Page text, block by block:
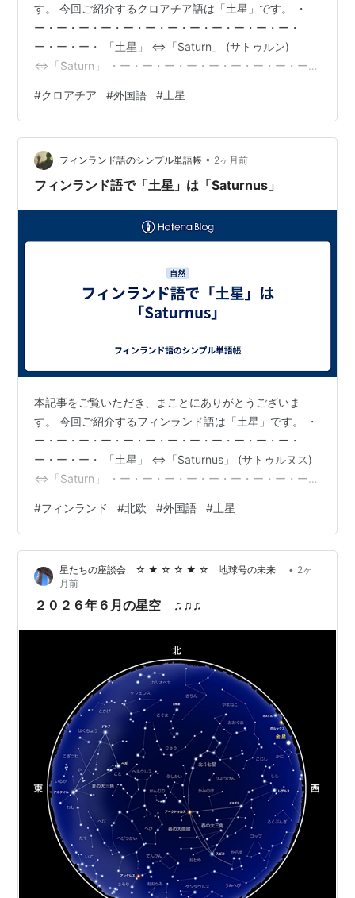
す。 今回ご紹介するクロアチア語は「土星」です。 ・
ー・ー・ー・ー・ー・ー・ー・ー・ー・ー・ー・ー・
ー・ー・ー・ 「土星」 ⇔「Saturn」 (サトゥルン)
⇔「Saturn」 ・ー・ー・ー・ー・ー・ー・ー・ー・ー・
⇔「」 ・ー・ー・ー・ー・ー・ー・ー・ー・ー・ー・
ー・ー・ー・ー・ー・ 〔関連単語〕 惑星⇔planeta(プラ
ネータ)⇔planet ・ー・ー・ー・ー・ー・ー・ー・ー・
ー・ー・ー・ー・ー・ー・ー・ まだまだクロアチア語を
覚える余裕のある方は、前後の記事や、 まとめ記事もぜ
#クロアチア #外国語 #土星
フィンランド語のシンプル単語帳 • 2ヶ月前
フィンランド語で「土星」は「Saturnus」
本記事をご覧いただき、まことにありがとうございま
す。 今回ご紹介するフィンランド語は「土星」です。 ・
ー・ー・ー・ー・ー・ー・ー・ー・ー・ー・ー・ー・
ー・ー・ー・ 「土星」 ⇔「Saturnus」 (サトゥルヌス)
⇔「Saturn」 ・ー・ー・ー・ー・ー・ー・ー・ー・ー・
⇔「」 ・ー・ー・ー・ー・ー・ー・ー・ー・ー・ー・
ー・ー・ー・ー・ー・ 〔関連単語〕 惑星⇔planeetta(プ
ラネーッタ)⇔planet ・ー・ー・ー・ー・ー・ー・ー・
ー・ー・ー・ー・ー・ー・ー・ー・ まだまだフィンラン
ド語を覚える余裕のある方は、前後の記事や、 ま…
#フィンランド #北欧 #外国語 #土星
星たちの座談会 ☆ ★ ☆ ☆ ★ ☆ 地球号の未来 • 2ヶ
月前
２０２６年６月の星空 ♫♫♫